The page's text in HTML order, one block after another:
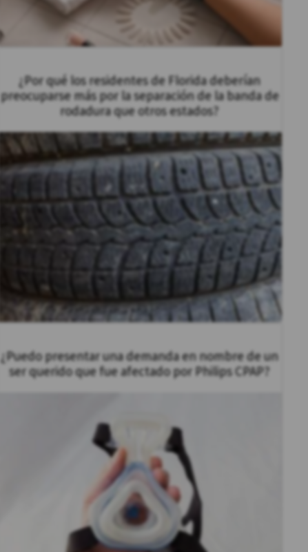
¿Por qué los residentes de Florida deberían
preocuparse más por la separación de la banda de
rodadura que otros estados?
¿Puedo presentar una demanda en nombre de un
ser querido que fue afectado por Philips CPAP?